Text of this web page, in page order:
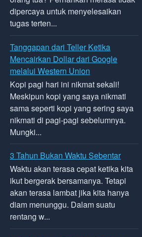
dipercaya untuk menyelesaikan
tugas terten...
Tanggapan dari Teller Ketika
Mencairkan Dollar dari Google
melalui Western Union
Kopi pagi hari ini nikmat sekali!
Meskipun kopi yang saya nikmati
sama seperti kopi yang sering saya
nikmati di pagi-pagi sebelumnya.
Mungki...
3 Tahun Bukan Waktu Sebentar
Waktu akan terasa cepat ketika kita
ikut bergerak bersamanya. Tetapi
akan terasa lambat jika kita hanya
diam menunggu. Dalam suatu
rentang w...